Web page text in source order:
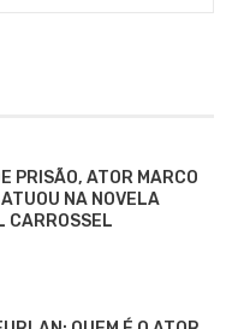
PRISÃO, ATOR MARCO
NA NOVELA
CARROSSEL